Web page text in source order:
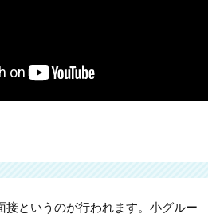
接というのが行われます。小グルー